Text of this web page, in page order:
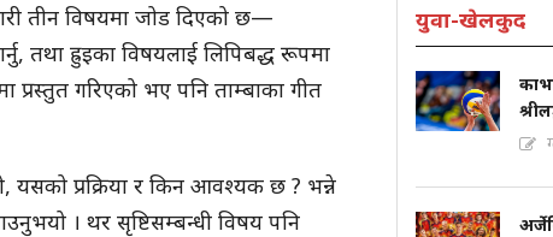
तीन विषयमा जोड दिएको छ—
तथा ह्रुइका विषयलाई लिपिबद्ध रूपमा
प्रस्तुत गरिएको भए पनि ताम्बाका गीत
यसको प्रक्रिया र किन आवश्यक छ ? भन्ने
। थर सृष्टिसम्बन्धी विषय पनि
युवा-खेलकुद